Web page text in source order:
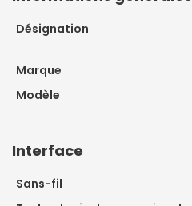
Désignation
Marque
Modèle
Interface
Sans-fil